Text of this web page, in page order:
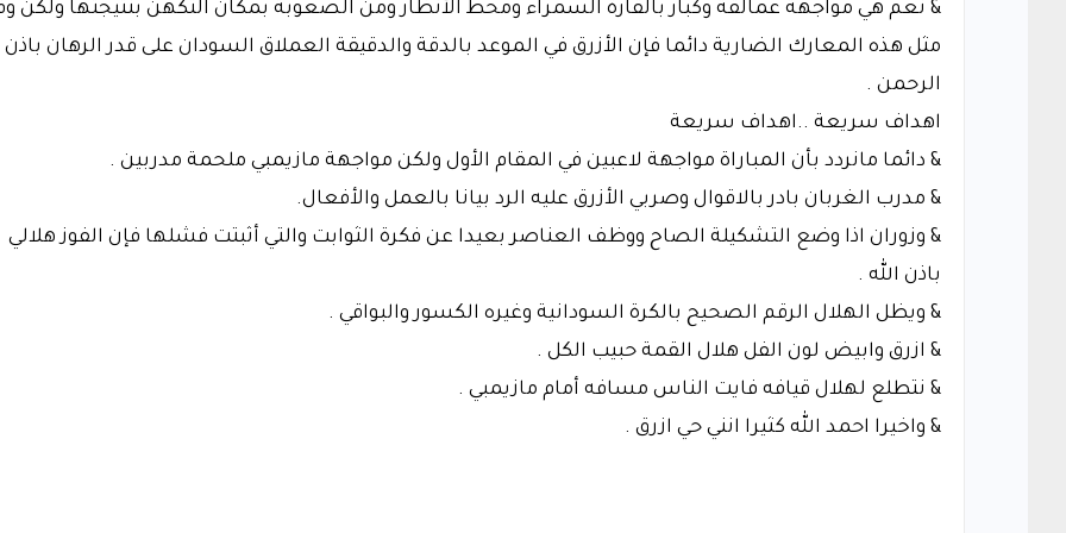
& نعم هي مواجهة عمالقة وكبار بالقارة السمراء ومحط الأنظار ومن الصعوبة بمكان التكهن بنتيجتها ولكن
مثل هذه المعارك الضارية دائما فإن الأزرق في الموعد بالدقة والدقيقة العملاق السودان على قدر الرهان باذن
الرحمن .
اهداف سريعة ..اهداف سريعة
& دائما مانردد بأن المباراة مواجهة لاعبين في المقام الأول ولكن مواجهة مازيمبي ملحمة مدربين .
& مدرب الغربان بادر بالاقوال وصربي الأزرق عليه الرد بيانا بالعمل والأفعال.
& وزوران اذا وضع التشكيلة الصاح ووظف العناصر بعيدا عن فكرة الثوابت والتي أثبتت فشلها فإن الفوز هلالي
باذن الله .
& ويظل الهلال الرقم الصحيح بالكرة السودانية وغيره الكسور والبواقي .
& ازرق وابيض لون الفل هلال القمة حبيب الكل .
& نتطلع لهلال قيافه فايت الناس مسافه أمام مازيمبي .
& واخيرا احمد الله كثيرا انني حي ازرق .